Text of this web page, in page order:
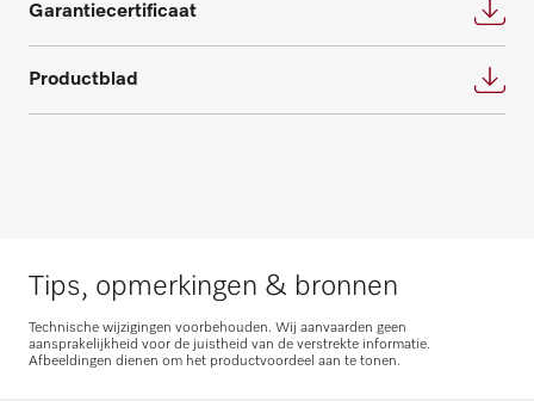
Onderdelen aanvragen
Garantiecertificaat
Productblad
Tips, opmerkingen & bronnen
Technische wijzigingen voorbehouden. Wij aanvaarden geen
aansprakelijkheid voor de juistheid van de verstrekte informatie.
Afbeeldingen dienen om het productvoordeel aan te tonen.